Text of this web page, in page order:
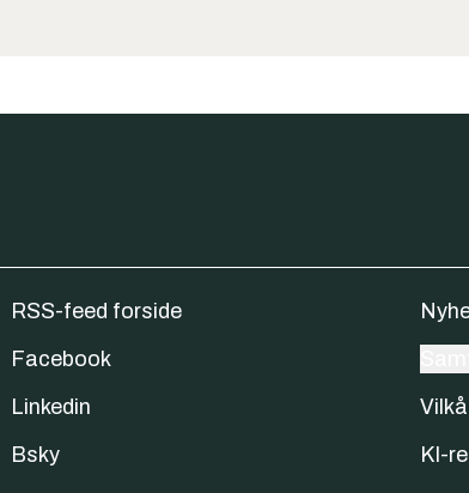
RSS-feed forside
Facebook
Linkedin
Bsky
KI-